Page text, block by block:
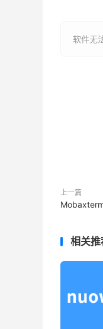
软件无
上一篇
相关推